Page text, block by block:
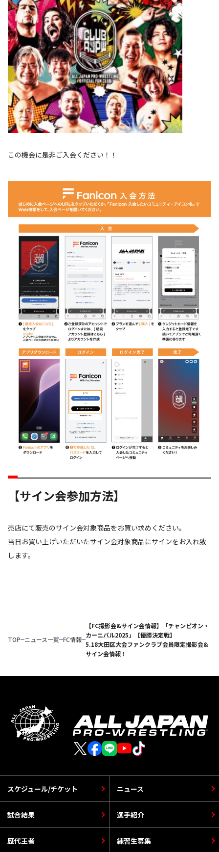
この機会に是非ご入会ください！！
【サイン会参加方法】
売店にて販売のサイン会対象商品をお買い求めください。
当日お買い上げいただいたサイン会対象商品にサインをお入れ致
します。
TOP ニュース一覧 FC情報
【FC撮影会&サイン会情報】「チャンピオン・
カーニバル2025」【優勝決定戦】
5.18大田区大会ファンクラブ会員限定撮影会&
サイン会情報！
スケジュール/チケット
選手紹介
ニュース
歴代王者
試合結果
練習生募集